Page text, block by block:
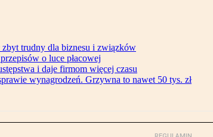
trudny dla biznesu i związków
o luce płacowej
i daje firmom więcej czasu
wynagrodzeń. Grzywna to nawet 50 tys. zł